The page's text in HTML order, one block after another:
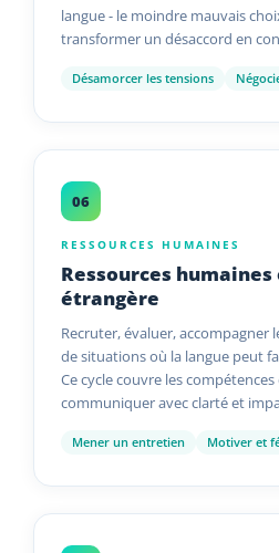
langue - le moindre mauvais
transformer un désaccord en
Désamorcer les tensions
06
RESSOURCES HUMAINES
Ressources humaines
étrangère
Recruter, évaluer, accompagner
de situations où la langue peut
Ce cycle couvre les
communiquer avec clarté et
Mener un entretien Motiver et